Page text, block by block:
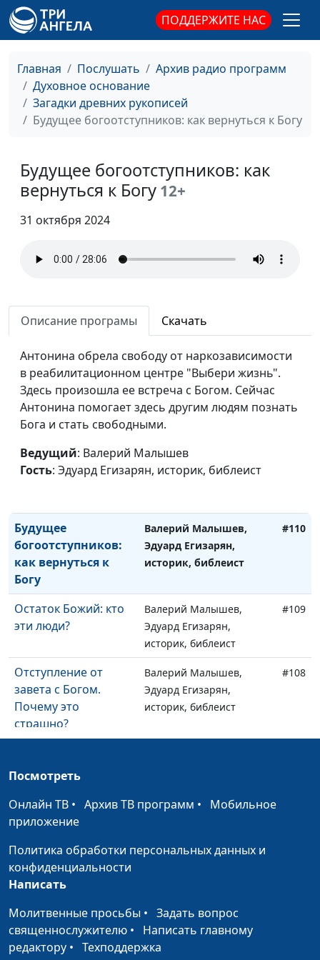
ПОДДЕРЖИТЕ НАС
Главная Послушать
Архив радио программ
Духовное основание
Загадки древних рукописей
Будущее богоотступников: как вернуться к Богу
Будущее богоотступников: как
вернуться к Богу 12+
31 октября 2024
Описание програмы Скачать
Антонина обрела свободу от наркозависимости
в реабилитационном центре "Выбери жизнь".
Здесь произошла ее встреча с Богом. Сейчас
Антонина помогает здесь другим людям познать
Бога и стать свободными.
Ведущий: Валерий Малышев
Гость: Эдуард Егизарян, историк, библеист
филолог, литературовед
проповедей Христа -
Царство Небесное
Эдуард Егизарян,
историк, библеист
Рождество: бегство
в Египет
Эдуард Егизарян,
#116
Нужно ли
праздновать
Валерий Малышев,
Эдуард Егизарян,
Иисуса Христа
Эдуард Егизарян,
Рождество:
пророчества о
Завете
Валерий Малышев,
Эдуард Егизарян,
историк, библеист
Влияние книги
пророка Иезекииля
на Апокалипсис
Валерий Малышев,
Эдуард Егизарян,
историк, библеист
Падший ангел
Люцифер и царь
Валерий Малышев,
Эдуард Егизарян,
Будущее
богоотступников:
как вернуться к
Богу
Валерий Малышев,
Эдуард Егизарян,
историк, библеист
#110
Остаток Божий: кто
эти люди?
Валерий Малышев,
Эдуард Егизарян,
историк, библеист
#109
Отступление от
завета с Богом.
Почему это
страшно?
Валерий Малышев,
Эдуард Егизарян,
историк, библеист
#108
Иезекииля в каноне
Библии
Личность пророка
Иезекииля и его
необычное
призвание
историк, библеист
в книге пророка
Даниила
историк, богослов,
Александр Богданенков,
филолог, литературовед,
Посмотреть
Онлайн ТВ • Архив ТВ программ • Мобильное
приложение
Политика обработки персональных данных и
конфиденциальности
Написать
Молитвенные просьбы • Задать вопрос
священнослужителю • Написать главному
редактору • Техподдержка